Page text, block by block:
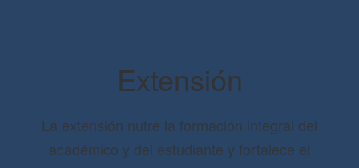
Extensión
La extensión nutre la formación integral del
académico y del estudiante y fortalece el